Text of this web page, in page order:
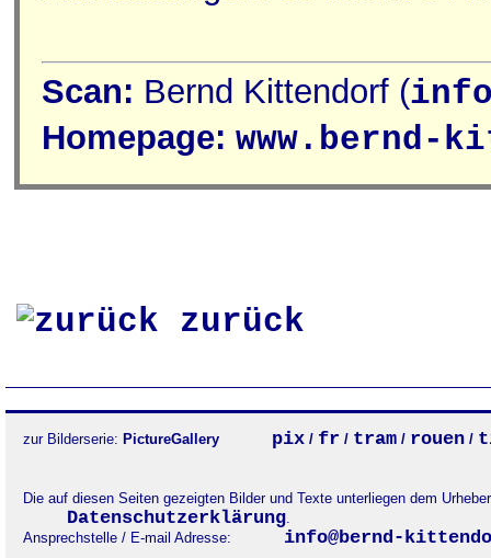
Scan: Bernd Kittendorf (
Homepage: www.bernd-
zurück
zur Bilderserie: PictureGallery pix / fr / tram / rouen /
Die auf diesen Seiten gezeigten Bilder und Texte unterliegen dem
Datenschutzerklärung.
Ansprechstelle / E-mail Adresse:
info@bernd-